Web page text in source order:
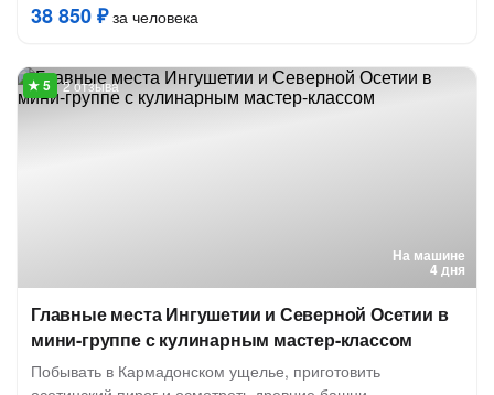
38 850 ₽за человека
На машине
4 дня
2 отзыва
Главные места Ингушетии и Северной Осетии в
мини-группе с кулинарным мастер-классом
Побывать в Кармадонском ущелье, приготовить